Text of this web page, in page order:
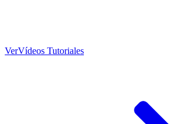
VerVídeos Tutoriales